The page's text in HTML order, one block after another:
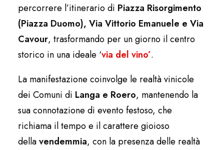
percorrere l’itinerario di Piazza Risorgimento
(Piazza Duomo), Via Vittorio Emanuele e Via
Cavour, trasformando per un giorno il centro
storico in una ideale ‘via del vino’.
La manifestazione coinvolge le realtà vinicole
dei Comuni di Langa e Roero, mantenendo la
sua connotazione di evento festoso, che
richiama il tempo e il carattere gioioso
dellavendemmia, con la presenza delle realtà